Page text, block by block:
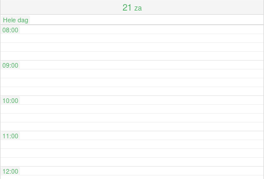
21 za
Hele dag
08:00
09:00
10:00
11:00
12:00